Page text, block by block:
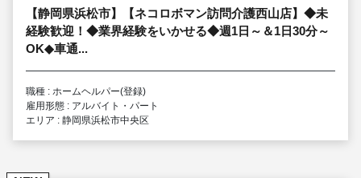
【静岡県浜松市】【ネコロボマン訪問介護西山店】◆未
経験歓迎！◆業界経験をいかせる◆週1日～＆1日30分～
OK◆車通...
職種 : ホームヘルパー(登録)
雇用形態 : アルバイト・パート
エリア : 静岡県浜松市中央区